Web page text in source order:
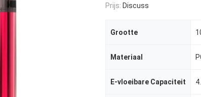
Prijs: Discuss
Grootte
Materiaal
E-vloeibare Capaciteit